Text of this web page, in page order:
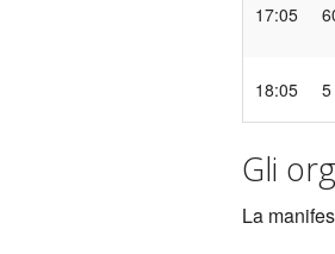
17:05
18:05 5
Gli
La